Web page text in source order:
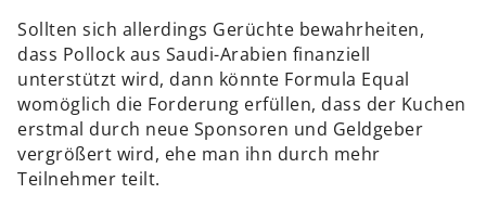
Sollten sich allerdings Gerüchte bewahrheiten,
dass Pollock aus Saudi-Arabien finanziell
unterstützt wird, dann könnte Formula Equal
womöglich die Forderung erfüllen, dass der Kuchen
erstmal durch neue Sponsoren und Geldgeber
vergrößert wird, ehe man ihn durch mehr
Teilnehmer teilt.